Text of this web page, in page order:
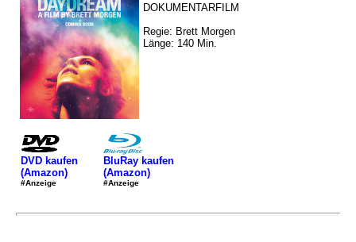
DOKUMENTARFILM
Regie: Brett Morgen
Länge: 140 Min.
DVD kaufen
(Amazon)
#Anzeige
BluRay kaufen
(Amazon)
#Anzeige